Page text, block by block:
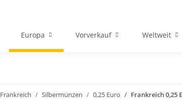
Europa Vorverkauf Weltweit
Frankreich Silbermünzen 0,25 Euro Frankreich 0,25